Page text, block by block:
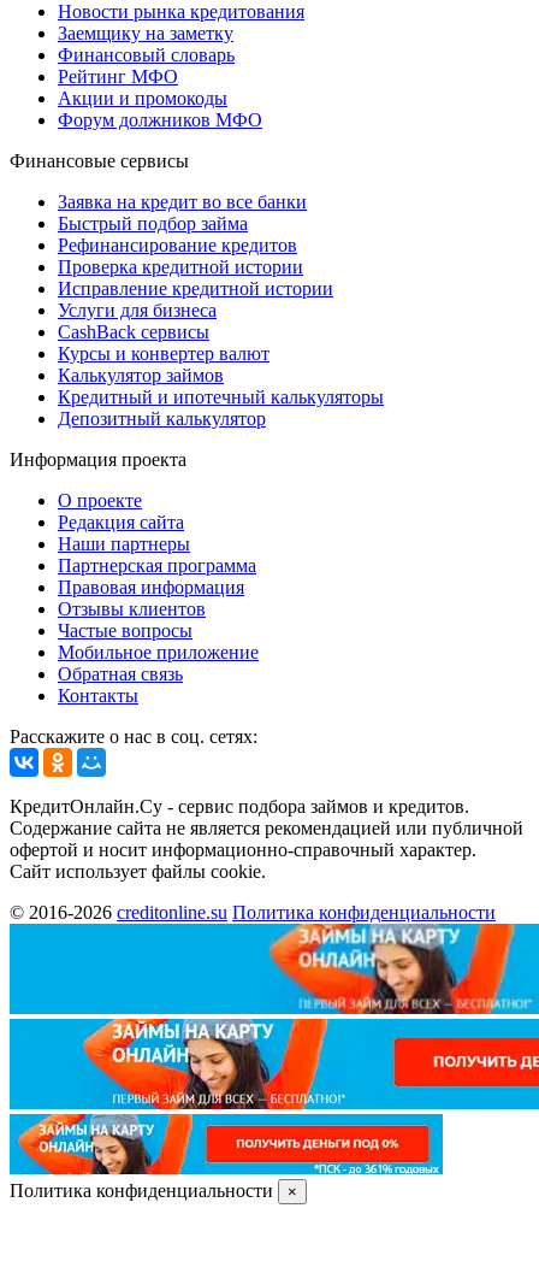
Новости рынка кредитования
Заемщику на заметку
Финансовый словарь
Рейтинг МФО
Акции и промокоды
Форум должников МФО
Финансовые сервисы
Заявка на кредит во все банки
Быстрый подбор займа
Рефинансирование кредитов
Проверка кредитной истории
Исправление кредитной истории
Услуги для бизнеса
CashBack сервисы
Курсы и конвертер валют
Калькулятор займов
Кредитный и ипотечный калькуляторы
Депозитный калькулятор
Информация проекта
О проекте
Редакция сайта
Наши партнеры
Партнерская программа
Правовая информация
Отзывы клиентов
Частые вопросы
Мобильное приложение
Обратная связь
Контакты
Расскажите о нас в соц. сетях:
КредитОнлайн.Су - сервис подбора займов и кредитов.
Содержание сайта не является рекомендацией или публичной
офертой и носит информационно-справочный характер.
Сайт использует файлы cookie.
© 2016-2026 creditonline.su Политика конфиденциальности
Политика конфиденциальности ×